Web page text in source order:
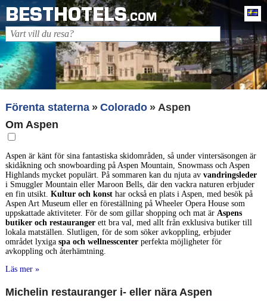
BESTHOTELS.COM
Förenta staterna Colorado
Aspen
Om Aspen
Aspen är känt för sina fantastiska skidområden, så under vintersäsongen är
skidåkning och snowboarding på Aspen Mountain, Snowmass och Aspen
Highlands mycket populärt. På sommaren kan du njuta av vandringsleder
i Smuggler Mountain eller Maroon Bells, där den vackra naturen erbjuder
en fin utsikt. Kultur och konsthar också en plats i Aspen, med besök på
Aspen Art Museum eller en föreställning på Wheeler Opera House som
uppskattade aktiviteter. För de som gillar shopping och mat är Aspens
butiker och restaurangerett bra val, med allt från exklusiva butiker till
lokala matställen. Slutligen, för de som söker avkoppling, erbjuder
området lyxiga spa och wellnesscenterperfekta möjligheter för
avkoppling och återhämtning.
Läs mer »
Michelin restauranger i- eller nära Aspen